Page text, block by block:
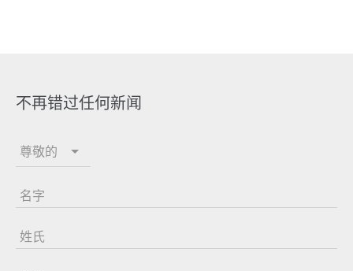
不再错过任何新闻
尊敬的
名字
姓氏